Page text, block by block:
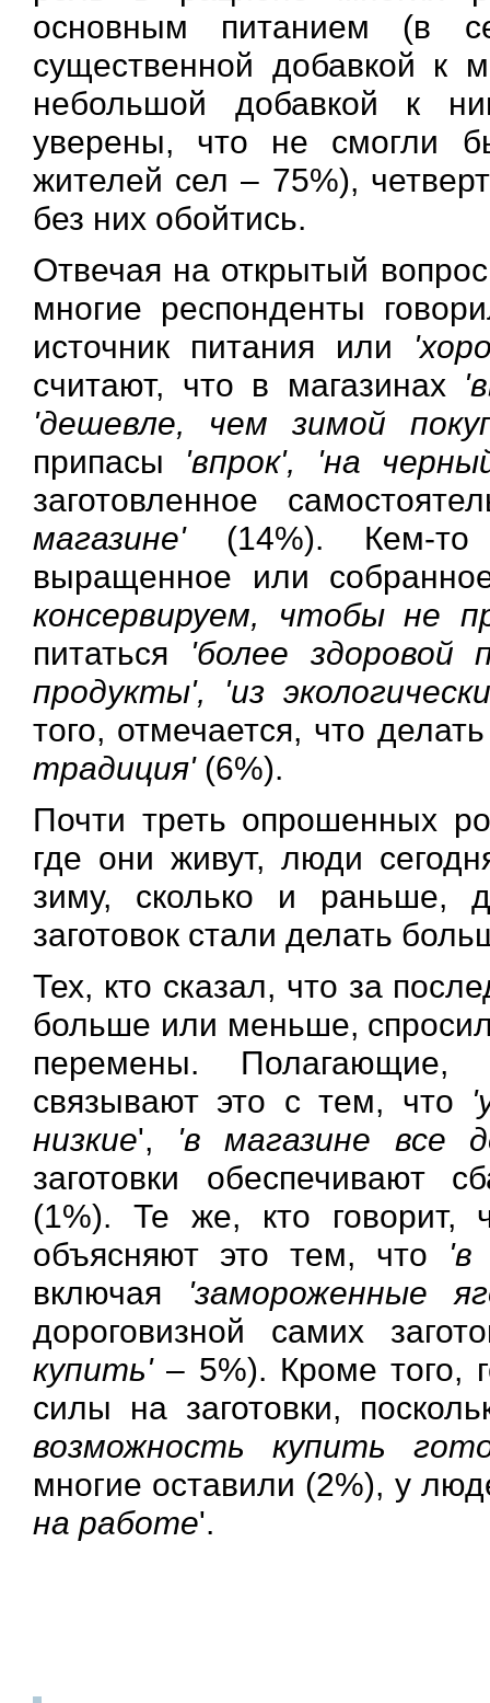
основным питанием
существенной добавкой к
небольшой добавкой к
уверены, что не смогли
жителей сел – 75%),
без них обойтись.
Отвечая на открытый
многие респонденты
источник питания или
считают, что в магазинах
'дешевле, чем зимой
припасы 'впрок', 'на
заготовленное
магазине' (14%). Кем-то
выращенное или
консервируем, чтобы не
питаться 'более здоровой
продукты', 'из
того, отмечается, что
традиция' (6%).
Почти треть опрошенных
где они живут, люди
зиму, сколько и раньше,
заготовок стали делать
Тех, кто сказал, что за
больше или меньше,
перемены. Полагающие,
связывают это с тем, что
низкие',
'в магазине все
заготовки обеспечивают
(1%). Те же, кто говорит,
объясняют это тем, что 'в
включая 'замороженные
дороговизной самих
купить'– 5%). Кроме того,
силы на заготовки,
возможность купить
многие оставили (2%), у
на работе'.